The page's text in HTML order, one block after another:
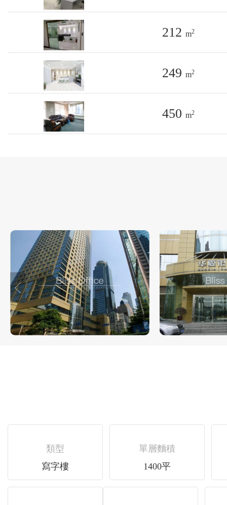
212 m2
249 m2
450 m2
類型
寫字樓
單層麵積
1400平